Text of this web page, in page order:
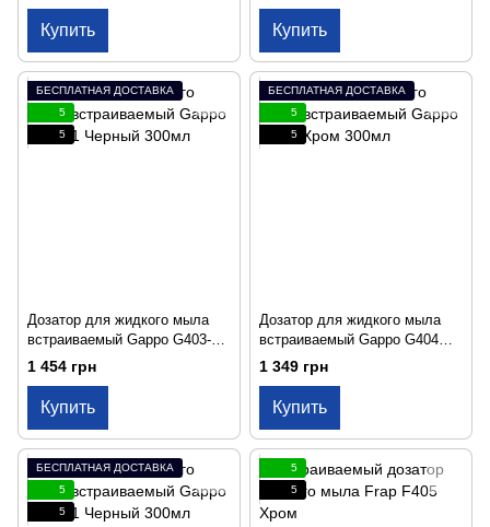
Купить Купить
БЕСПЛАТНАЯ ДОСТАВКА
5
5
Дозатор для жидкого мыла
встраиваемый Gappo G403-1
Черный 300мл
1 454 грн
Купить
БЕСПЛАТНАЯ ДОСТАВКА
5
5
Дозатор для жидкого мыла
встраиваемый Gappo G404
Хром 300мл
1 349 грн
Купить
БЕСПЛАТНАЯ ДОСТАВКА
5
5
5
5